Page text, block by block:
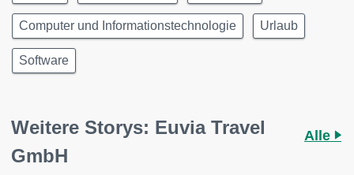
Computer und Informationstechnologie Urlaub
Software
Weitere Storys: Euvia Travel
GmbH
Alle